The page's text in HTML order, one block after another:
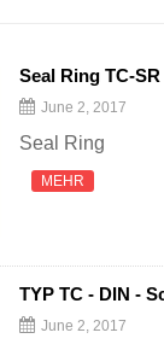
Seal Ring TC-
June 2, 2017
Seal Ring
MEHR
TYP TC - DIN -
June 2, 2017